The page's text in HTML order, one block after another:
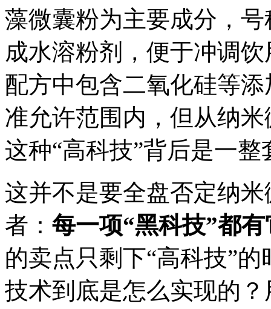
藻微囊粉为主要成分，
成水溶粉剂，便于冲调
配方中包含二氧化硅等
准允许范围内，但从纳
这种“高科技”背后是一
这并不是要全盘否定纳
者： 每一项“黑科技”都有
的卖点只剩下“高科技”
技术到底是怎么实现的